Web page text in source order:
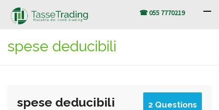
☎ 055 7770219
spese deducibili
spese deducibili 2 Questions